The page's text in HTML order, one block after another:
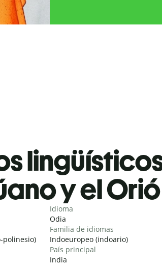
y el Orió
polinesio)
Idioma
Odia
Familia de idiomas
Indoeuropeo (indoario)
País principal
India